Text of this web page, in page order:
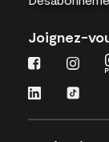
Joignez-